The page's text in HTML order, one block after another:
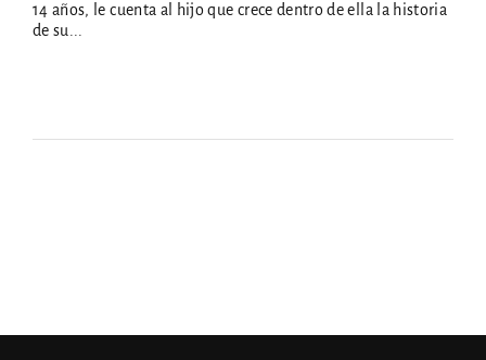
14 años, le cuenta al hijo que crece dentro de ella la historia
de su...